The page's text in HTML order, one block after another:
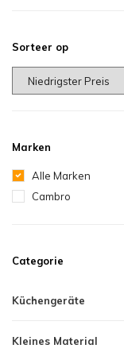
Sorteer op
Marken
Alle Marken
Cambro
Categorie
Küchengeräte
Kleines Material